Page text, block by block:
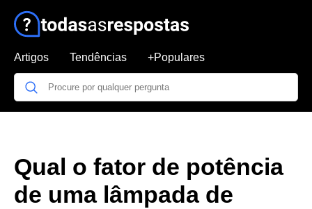
Artigos Tendências +Populares
Qual o fator de potência
de uma lâmpada de